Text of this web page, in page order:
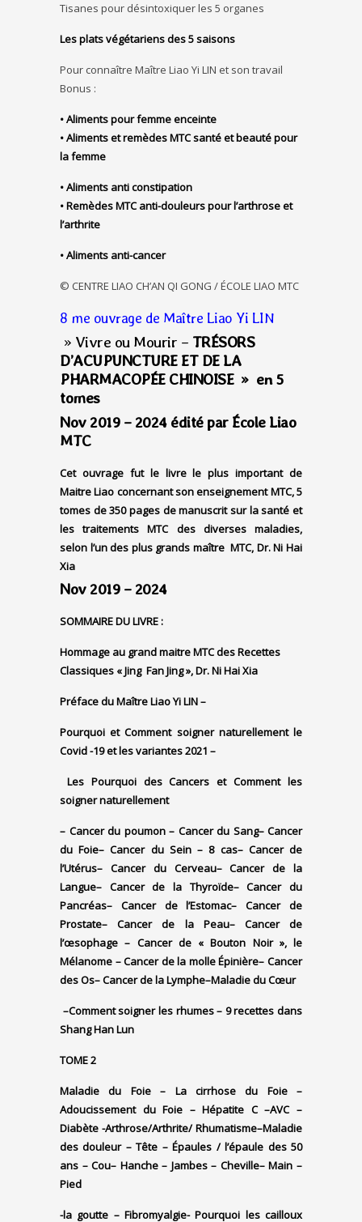
Tisanes pour désintoxiquer les 5 organes
Les plats végétariens des 5 saisons
Pour connaître Maître Liao Yi LIN et son travail
Bonus :
• Aliments pour femme enceinte
• Aliments et remèdes MTC santé et beauté pour
la femme
• Aliments anti constipation
• Remèdes MTC anti-douleurs pour l’arthrose et
l’arthrite
• Aliments anti-cancer
© CENTRE LIAO CH’AN QI GONG / ÉCOLE LIAO MTC
8 me ouvrage de Maître Liao Yi LIN
» Vivre ou Mourir – TRÉSORS
D’ACUPUNCTURE ET DE LA
PHARMACOPÉE CHINOISE » en 5
tomes
Nov 2019 – 2024 édité par École Liao
MTC
Cet ouvrage fut le livre le plus important de
Maitre Liao concernant son enseignement MTC, 5
tomes de 350 pages de manuscrit sur la santé et
les traitements MTC des diverses maladies,
selon l’un des plus grands maître MTC, Dr. Ni Hai
Xia
Nov 2019 – 2024
SOMMAIRE DU LIVRE :
Hommage au grand maitre MTC des Recettes
Classiques « Jing Fan Jing », Dr. Ni Hai Xia
Préface du Maître Liao Yi LIN –
Pourquoi et Comment soigner naturellement le
Covid -19 et les variantes 2021 –
Les Pourquoi des Cancers et Comment les
soigner naturellement
– Cancer du poumon – Cancer du Sang– Cancer
du Foie– Cancer du Sein – 8 cas– Cancer de
l’Utérus– Cancer du Cerveau– Cancer de la
Langue– Cancer de la Thyroïde– Cancer du
Pancréas– Cancer de l’Estomac– Cancer de
Prostate– Cancer de la Peau– Cancer de
l’œsophage– Cancer de « Bouton Noir », le
Mélanome – Cancer de la molle Épinière– Cancer
des Os– Cancer de la Lymphe–Maladie du Cœur
–Comment soigner les rhumes – 9 recettes dans
Shang Han Lun
TOME 2
Maladie du Foie– La cirrhosedu Foie–
Adoucissement du Foie – Hépatite C–AVC–
Diabète -Arthrose/Arthrite/ Rhumatisme–Maladie
des douleur– Tête – Épaules / l’épaule des 50
ans – Cou– Hanche– Jambes– Cheville– Main –
Pied
-la goutte – Fibromyalgie-Pourquoi les cailloux